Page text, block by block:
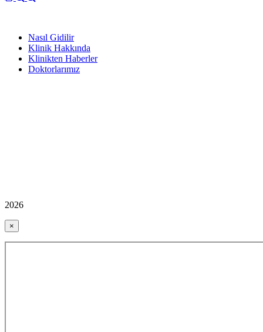
Nasıl Gidilir
Klinik Hakkında
Klinikten Haberler
Doktorlarımız
2026
×